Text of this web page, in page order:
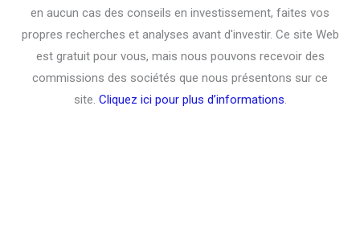
en aucun cas des conseils en investissement, faites vos
propres recherches et analyses avant d'investir. Ce site Web
est gratuit pour vous, mais nous pouvons recevoir des
commissions des sociétés que nous présentons sur ce
site. Cliquez ici pour plus d’informations.